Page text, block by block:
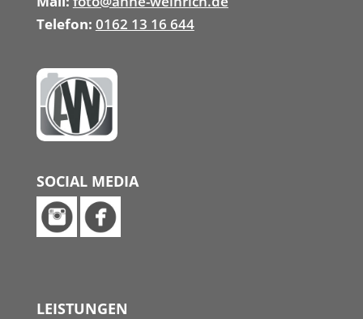
Telefon: 0162 13 16 644
SOCIAL MEDIA
LEISTUNGEN